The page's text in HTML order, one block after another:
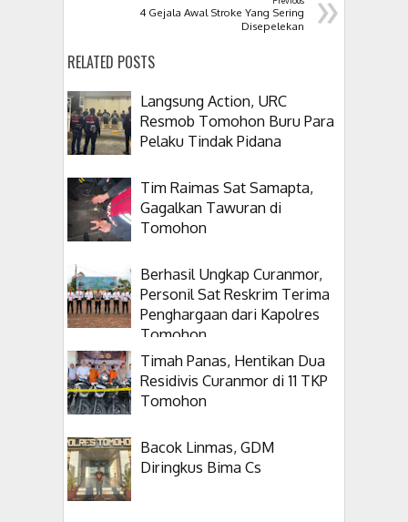
4 Gejala Awal Stroke Yang Sering
Disepelekan
RELATED POSTS
Langsung Action, URC
Resmob Tomohon Buru Para
Pelaku Tindak Pidana
Tim Raimas Sat Samapta,
Gagalkan Tawuran di
Tomohon
Berhasil Ungkap Curanmor,
Personil Sat Reskrim Terima
Penghargaan dari Kapolres
Tomohon
Timah Panas, Hentikan Dua
Residivis Curanmor di 11 TKP
Tomohon
Bacok Linmas, GDM
Diringkus Bima Cs